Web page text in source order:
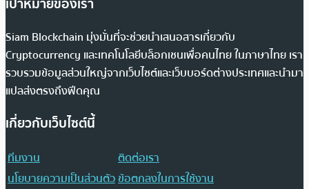
เป้าหมายของเรา
Siam Blockchain มุ่งมั่นที่จะช่วยนำเสนอสารเกี่ยวกับ
Cryptocurrency และเทคโนโลยีบล็อกเชนเพื่อคนไทย ในภาษาไทย เรา
รวบรวมข้อมูลส่วนใหญ่จากเว็บไซต์และเว็บบอร์ดต่างประเทศและนำมา
แปลส่งตรงถึงฟีดคุณ
เกี่ยวกับเว็บไซต์นี้
ทีมงาน
ติดต่อเรา
นโยบายความเป็นส่วนตัวข้อตกลงในการใช้งาน